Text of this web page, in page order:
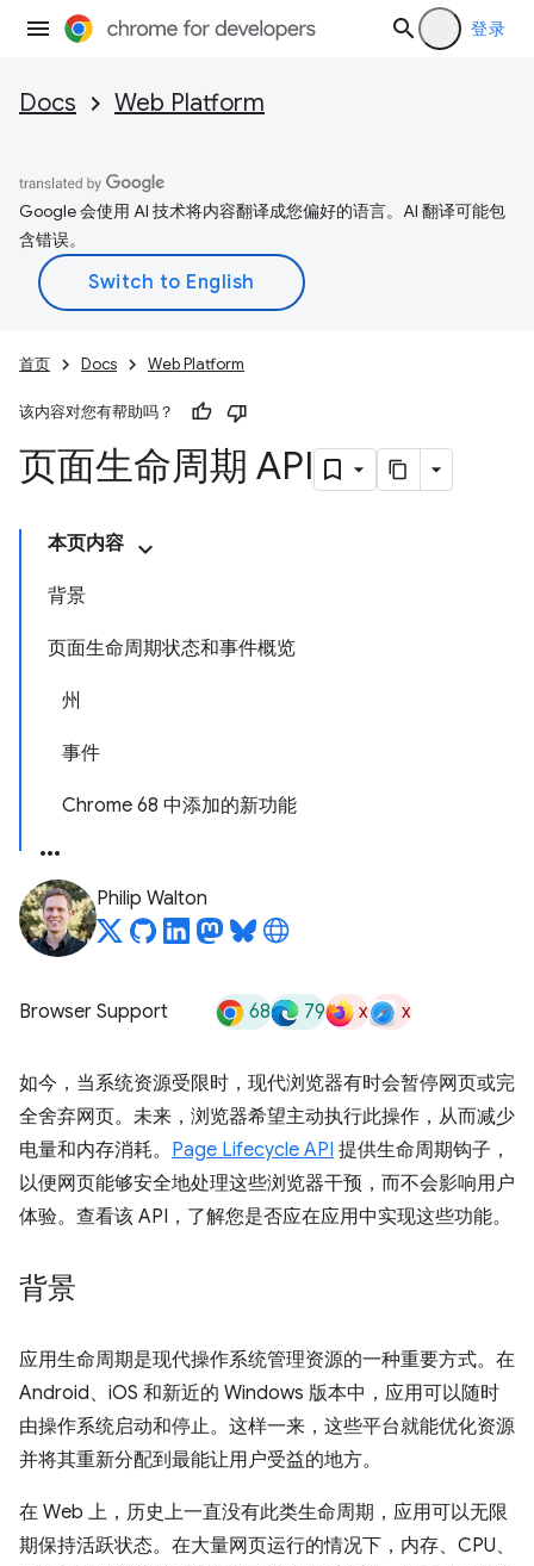
登录
Docs Web Platform
Google 会使用 AI 技术将内容翻译成您偏好的语言。AI 翻译可能包
含错误。
首页 Docs Web Platform
该内容对您有帮助吗？
页面生命周期 API
本页内容
背景
页面生命周期状态和事件概览
州
事件
Chrome 68 中添加的新功能
Philip Walton
Browser Support 68 79 x x
如今，当系统资源受限时，现代浏览器有时会暂停网页或完
全舍弃网页。未来，浏览器希望主动执行此操作，从而减少
电量和内存消耗。 Page Lifecycle API 提供生命周期钩子，
以便网页能够安全地处理这些浏览器干预，而不会影响用户
体验。查看该 API，了解您是否应在应用中实现这些功能。
背景
应用生命周期是现代操作系统管理资源的一种重要方式。在
Android、iOS 和新近的 Windows 版本中，应用可以随时
由操作系统启动和停止。这样一来，这些平台就能优化资源
并将其重新分配到最能让用户受益的地方。
在 Web 上，历史上一直没有此类生命周期，应用可以无限
期保持活跃状态。在大量网页运行的情况下，内存、CPU、